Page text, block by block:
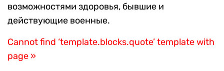
возможностями здоровья, бывшие и
действующие военные.
Cannot find ‘template.blocks.quote’ template with
page »